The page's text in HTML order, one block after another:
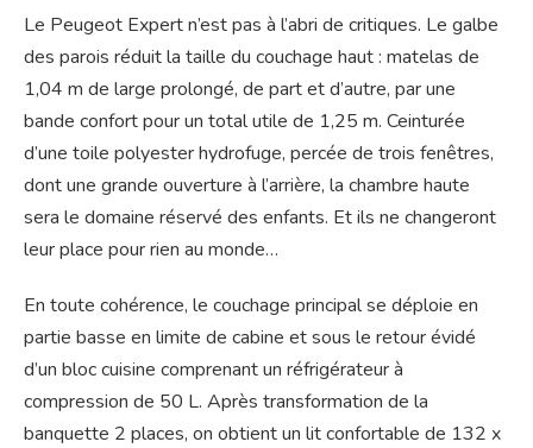
Le Peugeot Expert n’est pas à l’abri de critiques. Le galbe
des parois réduit la taille du couchage haut : matelas de
1,04 m de large prolongé, de part et d’autre, par une
bande confort pour un total utile de 1,25 m. Ceinturée
d’une toile polyester hydrofuge, percée de trois fenêtres,
dont une grande ouverture à l’arrière, la chambre haute
sera le domaine réservé des enfants. Et ils ne changeront
leur place pour rien au monde…
En toute cohérence, le couchage principal se déploie en
partie basse en limite de cabine et sous le retour évidé
d’un bloc cuisine comprenant un réfrigérateur à
compression de 50 L. Après transformation de la
banquette 2 places, on obtient un lit confortable de 132 x